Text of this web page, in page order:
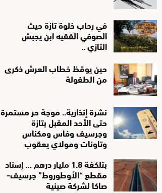
في رحاب خلوة تازة حيث
الصوفي الفقيه ابن يجبش
التازي ..
حين يوقظ خطاب العرش ذكرى
من الطفولة
نشرة إنذارية.. موجة حر مستمرة
حتى الأحد المقبل بتازة
وجرسيف وفاس ومكناس
وتاونات ومولاي يعقوب
بتلكفة 1.8 مليار درهم … إسناد
مقطع “الأوطوروط” جرسيف-
صاكا لشركة صينية